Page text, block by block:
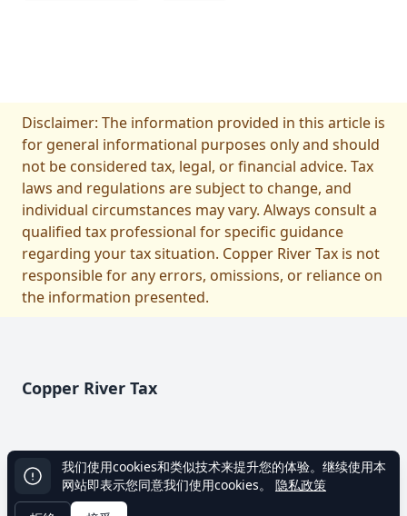
Disclaimer: The information provided in this article is
for general informational purposes only and should
not be considered tax, legal, or financial advice. Tax
laws and regulations are subject to change, and
individual circumstances may vary. Always consult a
qualified tax professional for specific guidance
regarding your tax situation. Copper River Tax is not
responsible for any errors, omissions, or reliance on
the information presented.
Copper River Tax
使用条款关于我们隐私政策网站地图
© 2023-2026 Copper River Tax LLC, 铜河税务，保留所有权力。
我们使用cookies和类似技术来提升您的体验。继续使用本
网站即表示您同意我们使用cookies。
隐私政策